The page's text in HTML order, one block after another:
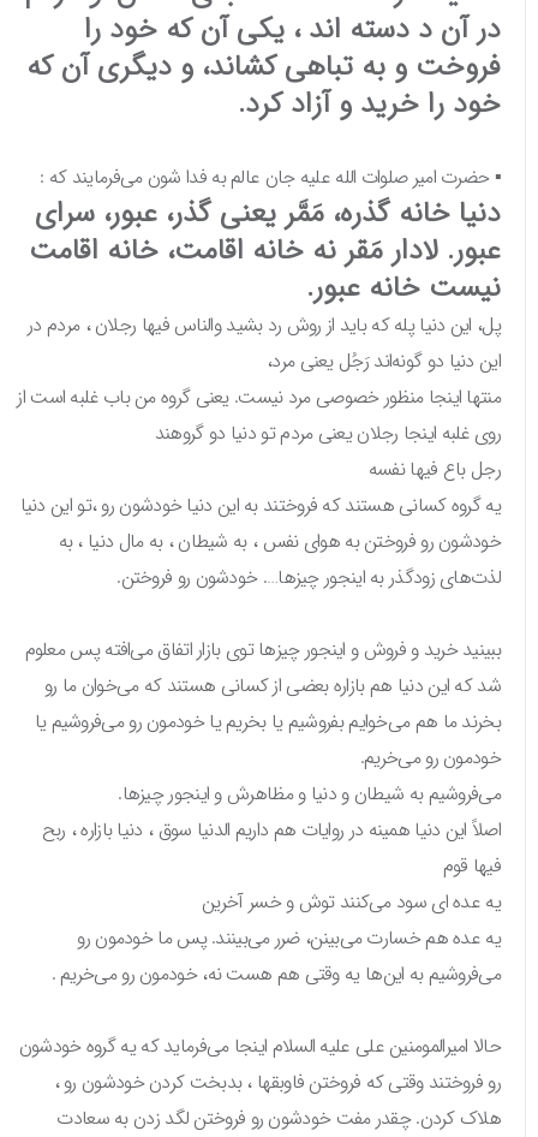
در آن د دسته اند ، یکی آن که خود را
فروخت و به تباهی کشاند، و دیگری آن که
خود را خرید و آزاد کرد.
▪︎ حضرت امیر صلوات الله علیه جان عالم به فدا شون می‌فرمایند که :
دنیا خانه گذره، مَمَّر یعنی گذر، عبور، سرای
عبور. لادار مَقر نه خانه اقامت، خانه اقامت
نیست خانه عبور.
پل، این دنیا پله که باید از روش رد بشید والناس فیها رجلان ، مردم در
این دنیا دو گونه‌اند رَجُل یعنی مرد،
منتها اینجا منظور خصوصی مرد نیست. یعنی گروه من باب غلبه است از
روی غلبه اینجا رجلان یعنی مردم تو دنیا دو گروهند
رجل باع فیها نفسه
یه گروه کسانی هستند که فروختند به این دنیا خودشون رو ،تو این دنیا
خودشون رو فروختن به هوای نفس ، به شیطان ، به مال دنیا ، به
لذت‌های زودگذر به اینجور چیزها…. خودشون رو فروختن.
ببینید خرید و فروش و اینجور چیزها توی بازار اتفاق می‌افته پس معلوم
شد که این دنیا هم بازاره بعضی از کسانی هستند که می‌خوان ما رو
بخرند ما هم می‌خوایم بفروشیم یا بخریم یا خودمون رو می‌فروشیم یا
خودمون رو می‌خریم.
می‌فروشیم به شیطان و دنیا و مظاهرش و اینجور چیزها.
اصلاً این دنیا همینه در روایات هم داریم الدنیا سوق ، دنیا بازاره ، ربح
فیها قوم
یه عده ای سود می‌کنند توش و خسر آخرین
یه عده هم خسارت می‌بینن، ضرر می‌بینند. پس ما خودمون رو
می‌فروشیم به این‌ها یه وقتی هم هست نه، خودمون رو می‌خریم .
حالا امیرالمومنین علی علیه السلام اینجا می‌فرماید که یه گروه خودشون
رو فروختند وقتی که فروختن فاوبقها ، بدبخت کردن خودشون رو ،
هلاک کردن. چقدر مفت خودشون رو فروختن لگد زدن به سعادت